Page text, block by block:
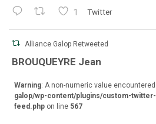
1 Twitter
Alliance Galop Retweeted
BROUQUEYRE Jean
Warning: A non-numeric value
galop/wp-content/plugins/custom-
feed.php on line 567